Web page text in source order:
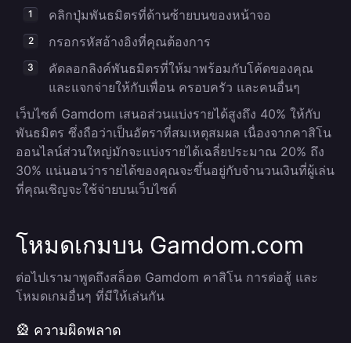
คลิกปุ่มพันธมิตรที่ด้านซ้ายบนของหน้าจอ
กรอกรหัสอ้างอิงที่คุณต้องการ
คัดลอกลิงค์พันธมิตรที่ให้มาพร้อมกับโค้ดของคุณ
และแจกจ่ายให้กับเพื่อน ครอบครัว และคนอื่นๆ
เว็บไซต์ Gamdom เสนอส่วนแบ่งรายได้สูงถึง 40% ให้กับ
พันธมิตร ซึ่งถือว่าเป็นอัตราที่สมเหตุสมผล เนื่องจากคาสิโน
ออนไลน์ส่วนใหญ่มักจะแบ่งรายได้เฉลี่ยประมาณ 20% ถึง
30% แน่นอนว่ารายได้ของคุณจะขึ้นอยู่กับจำนวนเงินที่ผู้เล่น
ที่คุณเชิญจะใช้จ่ายบนเว็บไซต์
โหมดเกมบน Gamdom.com
ต่อไปเรามาพูดถึงสล็อต Gamdom คาสิโน การต่อสู้ และ
โหมดเกมอื่นๆ ที่มีให้เล่นกัน
🎡 ความผิดพลาด